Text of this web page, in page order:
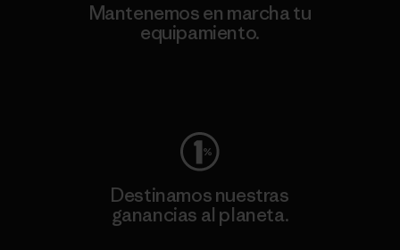
Mantenemos en marcha tu
equipamiento.
Destinamos nuestras
ganancias al planeta.